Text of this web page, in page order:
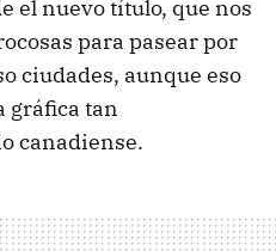
el nuevo título, que nos
para pasear por
ciudades, aunque eso
gráfica tan
canadiense.